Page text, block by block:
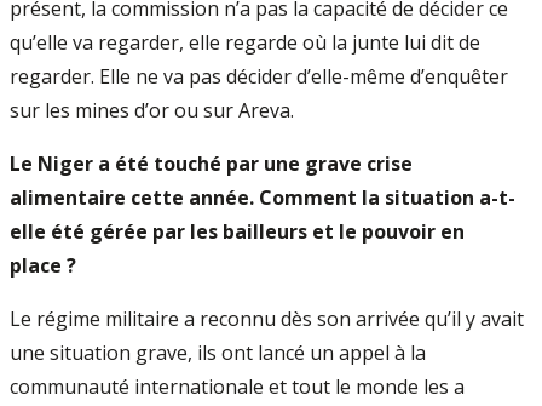
présent, la commission n’a pas la capacité de décider ce
qu’elle va regarder, elle regarde où la junte lui dit de
regarder. Elle ne va pas décider d’elle-même d’enquêter
sur les mines d’or ou sur Areva.
Le Niger a été touché par une grave crise
alimentaire cette année. Comment la situation a-t-
elle été gérée par les bailleurs et le pouvoir en
place ?
Le régime militaire a reconnu dès son arrivée qu’il y avait
une situation grave, ils ont lancé un appel à la
communauté internationale et tout le monde les a